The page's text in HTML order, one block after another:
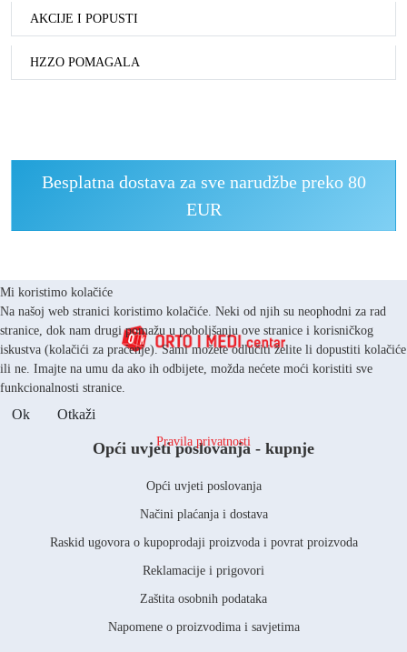
AKCIJE I POPUSTI
HZZO POMAGALA
Besplatna dostava za sve narudžbe preko 80
EUR
Opći uvjeti poslovanja - kupnje
Opći uvjeti poslovanja
Načini plaćanja i dostava
Raskid ugovora o kupoprodaji proizvoda i povrat proizvoda
Reklamacije i prigovori
Zaštita osobnih podataka
Napomene o proizvodima i savjetima
Mi koristimo kolačiće
Na našoj web stranici koristimo kolačiće. Neki od njih su neophodni za rad
stranice, dok nam drugi pomažu u poboljšanju ove stranice i korisničkog
iskustva (kolačići za praćenje). Sami možete odlučiti želite li dopustiti kolačiće
ili ne. Imajte na umu da ako ih odbijete, možda nećete moći koristiti sve
funkcionalnosti stranice.
Ok Otkaži
Pravila privatnosti